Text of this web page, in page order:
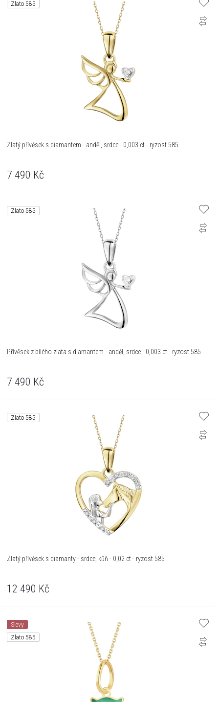
Zlato 585
Zlatý přívěsek s diamantem - anděl, srdce - 0,003 ct - ryzost 585
7 490 Kč
Zlato 585
Přívěsek z bílého zlata s diamantem - anděl, srdce - 0,003 ct - ryzost 585
7 490 Kč
Zlato 585
Zlatý přívěsek s diamanty - srdce, kůň - 0,02 ct - ryzost 585
12 490 Kč
Slevy
Zlato 585